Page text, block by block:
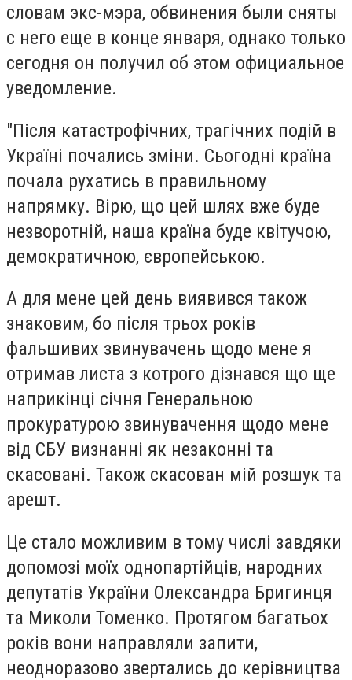
словам экс-мэра, обвинения были сняты
с него еще в конце января, однако только
сегодня он получил об этом официальное
уведомление.
"Після катастрофічних, трагічних подій в
Україні почались зміни. Сьогодні країна
почала рухатись в правильному
напрямку. Вірю, що цей шлях вже буде
незворотній, наша країна буде квітучою,
демократичною, європейською.
А для мене цей день виявився також
знаковим, бо після трьох років
фальшивих звинувачень щодо мене я
отримав листа з котрого дізнався що ще
наприкінці січня Генеральною
прокуратурою звинувачення щодо мене
від СБУ визнанні як незаконні та
скасовані. Також скасован мій розшук та
арешт.
Це стало можливим в тому числі завдяки
допомозі моїх однопартійців, народних
депутатів України Олександра Бригинця
та Миколи Томенко. Протягом багатьох
років вони направляли запити,
неодноразово звертались до керівництва